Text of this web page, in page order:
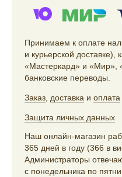
Принимаем к оплате
и курьерской доставке),
«Мастеркард» и «Мир»,
банковские переводы.
Заказ доставка и оплата
Защита личных данных
Наш онлайн-магазин
365 дней в году (366 в
Администраторы
с понедельника по